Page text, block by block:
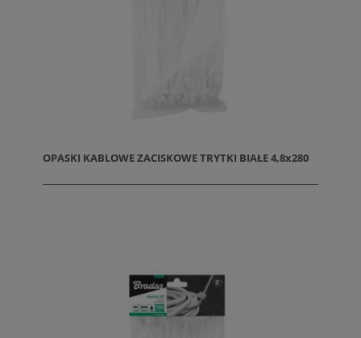
OPASKI KABLOWE ZACISKOWE TRYTKI BIAŁE 4,8x280